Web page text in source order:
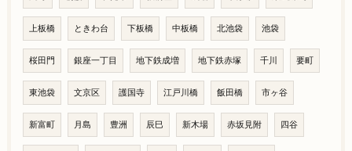
上板橋 ときわ台 下板橋 中板橋 北池袋 池袋
桜田門 銀座一丁目 地下鉄成増 地下鉄赤塚 千川 要町
東池袋 文京区 護国寺 江戸川橋 飯田橋 市ヶ谷
新富町 月島 豊洲 辰巳 新木場 赤坂見附 四谷